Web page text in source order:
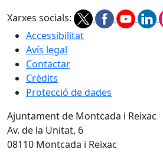
Xarxes socials:
Accessibilitat
Avís legal
Contactar
Crèdits
Protecció de dades
Ajuntament de Montcada i Reixac
Av. de la Unitat, 6
08110 Montcada i Reixac